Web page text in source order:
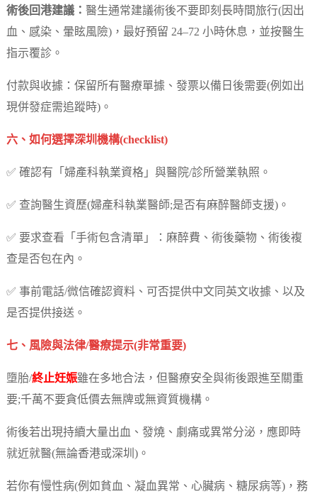
術後回港建議： 醫生通常建議術後不要即刻長時間旅行(因出
血、感染、暈眩風險)，最好預留 24–72 小時休息，並按醫生
指示覆診。
付款與收據：保留所有醫療單據、發票以備日後需要(例如出
現併發症需追蹤時)。
六、如何選擇深圳機構(checklist)
✅ 確認有「婦產科執業資格」與醫院/診所營業執照。
✅ 查詢醫生資歷(婦產科執業醫師;是否有麻醉醫師支援)。
✅ 要求查看「手術包含清單」：麻醉費、術後藥物、術後複
查是否包在內。
✅ 事前電話/微信確認資料、可否提供中文同英文收據、以及
是否提供接送。
七、風險與法律/醫療提示(非常重要)
墮胎/終止妊娠雖在多地合法，但醫療安全與術後跟進至關重
要;千萬不要貪低價去無牌或無資質機構。
術後若出現持續大量出血、發燒、劇痛或異常分泌，應即時
就近就醫(無論香港或深圳)。
若你有慢性病(例如貧血、凝血異常、心臟病、糖尿病等)，務